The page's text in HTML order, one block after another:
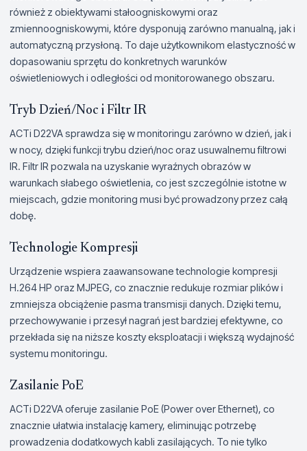
również z obiektywami stałoogniskowymi oraz
zmiennoogniskowymi, które dysponują zarówno manualną, jak i
automatyczną przysłoną. To daje użytkownikom elastyczność w
dopasowaniu sprzętu do konkretnych warunków
oświetleniowych i odległości od monitorowanego obszaru.
Tryb Dzień/Noc i Filtr IR
ACTi D22VA sprawdza się w monitoringu zarówno w dzień, jak i
w nocy, dzięki funkcji trybu dzień/noc oraz usuwalnemu filtrowi
IR. Filtr IR pozwala na uzyskanie wyraźnych obrazów w
warunkach słabego oświetlenia, co jest szczególnie istotne w
miejscach, gdzie monitoring musi być prowadzony przez całą
dobę.
Technologie Kompresji
Urządzenie wspiera zaawansowane technologie kompresji
H.264 HP oraz MJPEG, co znacznie redukuje rozmiar plików i
zmniejsza obciążenie pasma transmisji danych. Dzięki temu,
przechowywanie i przesył nagrań jest bardziej efektywne, co
przekłada się na niższe koszty eksploatacji i większą wydajność
systemu monitoringu.
Zasilanie PoE
ACTi D22VA oferuje zasilanie PoE (Power over Ethernet), co
znacznie ułatwia instalację kamery, eliminując potrzebę
prowadzenia dodatkowych kabli zasilających. To nie tylko